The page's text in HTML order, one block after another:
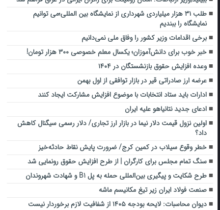
طلب ۳۱ هزار میلیاردی شهرداری از نمایشگاه بین المللی؛می توانیم
نمایشگاه را ببندیم
برخی اقدامات وزیر کشور را وفاق ملی نمی‌دانیم
خبر خوب برای دانش‌آموزان؛ یکسال معلم خصوصی ۳۰۰ هزار تومان!
وعده افزایش حقوق‌ بازنشستگان در ۱۴۰۴
عرضه ارز صادراتی قیر در بازار توافقی از اول بهمن
ادارات باید ستاد انتخابات با موضوع افزایش مشارکت ایجاد کنند
ادعای جدید نتانیاهو علیه ایران
اولین نزول قیمت دلار نیما در بازار ارز تجاری/ دلار رسمی سیگنال کاهش
داد؟
خطر وقوع سیلاب در کمین کرج/ ضرورت پایش نقاط حادثه‌خیز
سنگ تمام مجلس برای کارگران | از طرح افزایش حقوق رونمایی شد
طرح شکایت و پیگیری بین‌المللی حمله به پل B1 و شهادت شهروندان
صنعت فولاد ایران زیر تیغ مكانيسم ماشه
دیوان محاسبات: لایحه بودجه ۱۴۰۵ از شفافیت لازم برخوردار نیست